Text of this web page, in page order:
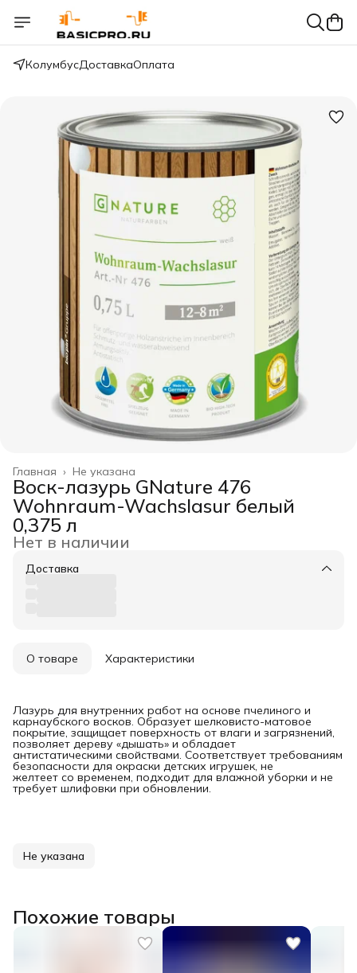
КолумбусДоставкаОплата
Не указана
Главная ›
Воск-лазурь GNature 476
Wohnraum-Wachslasur белый
0,375 л
Нет в наличии
Доставка
О товаре Характеристики
Лазурь для внутренних работ на основе пчелиного и
карнаубского восков. Образует шелковисто-матовое
покрытие, защищает поверхность от влаги и загрязнений,
позволяет дереву «дышать» и обладает
антистатическими свойствами. Соответствует требованиям
безопасности для окраски детских игрушек, не
желтеет со временем, подходит для влажной уборки и не
требует шлифовки при обновлении.
Не указана
Похожие товары